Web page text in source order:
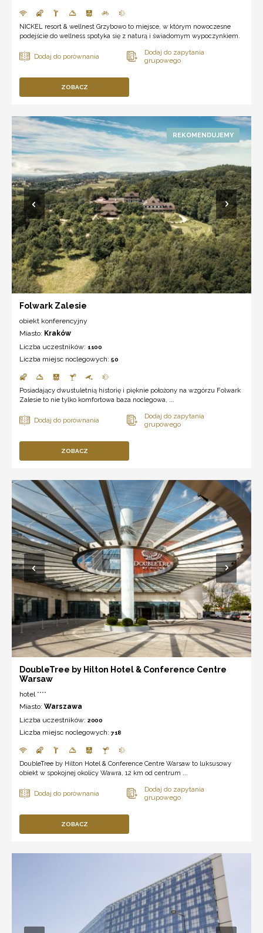
NICKEL resort & wellnest Grzybowo to miejsce, w którym nowoczesne
podejście do wellness spotyka się z naturą i świadomym wypoczynkiem.
ZOBACZ
Folwark Zalesie
obiekt konferencyjny
Miasto: Kraków
Liczba uczestników: 1100
Liczba miejsc noclegowych: 50
Posiadający dwustuletnią historię i pięknie położony na wzgórzu Folwark
Zalesie to nie tylko komfortowa baza noclegowa, ...
ZOBACZ
DoubleTree by Hilton Hotel & Conference Centre
Warsaw
hotel ****
Miasto: Warszawa
Liczba uczestników: 2000
Liczba miejsc noclegowych: 718
DoubleTree by Hilton Hotel & Conference Centre Warsaw to luksusowy
obiekt w spokojnej okolicy Wawra, 12 km od centrum ...
ZOBACZ